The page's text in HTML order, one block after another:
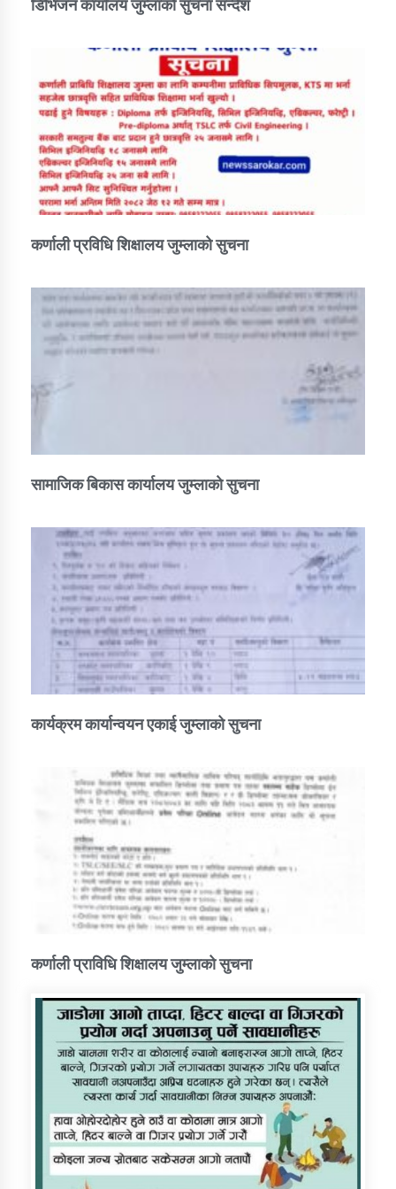
डिभिजन कार्यालय जुम्लाको सुचना सन्देश
कर्णाली प्रविधि शिक्षालय जुम्लाको सुचना
सामाजिक बिकास कार्यालय जुम्लाकाे सुचना
कार्यक्रम कार्यान्वयन एकाई जुम्लाको सुचना
कर्णाली प्राविधि शिक्षालय जुम्लाको सुचना